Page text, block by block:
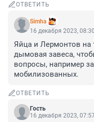
ОТВЕТИТЬ
Simha
16 декабря 2023, 08:30
Яйца и Лермонтов на
дымовая завеса,
вопросы, например
мобилизованных.
ОТВЕТИТЬ
Гость
16 декабря 2023,